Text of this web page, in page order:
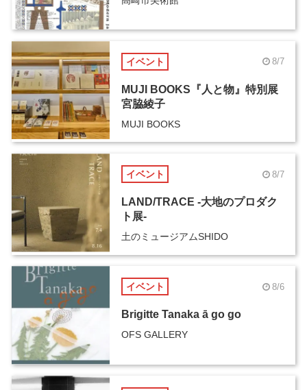
イベント 8/7
MUJI BOOKS『人と物』特別展
宮脇綾子
MUJI BOOKS
イベント 8/7
LAND/TRACE -大地のプロダク
ト展-
土のミュージアムSHIDO
イベント 8/6
Brigitte Tanaka ā go go
OFS GALLERY